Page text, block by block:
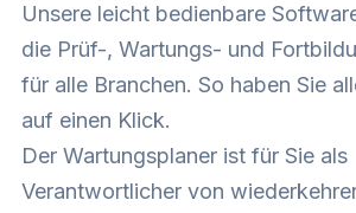
Unsere leicht bedienbare
die Prüf-, Wartungs- und
für alle Branchen. So haben Sie
auf einen Klick.
Der Wartungsplaner ist für Sie als
Verantwortlicher von